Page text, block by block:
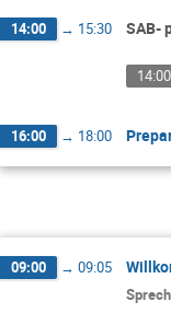
14:00 → 15:30 SAB-
14:00
16:00 → 18:00
09:00 → 09:05